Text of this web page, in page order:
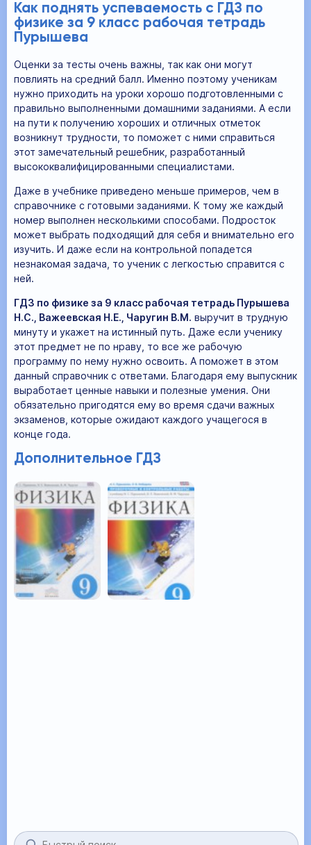
Как поднять успеваемость с ГДЗ по
физике за 9 класс рабочая тетрадь
Пурышева
Оценки за тесты очень важны, так как они могут
повлиять на средний балл. Именно поэтому ученикам
нужно приходить на уроки хорошо подготовленными с
правильно выполненными домашними заданиями. А если
на пути к получению хороших и отличных отметок
возникнут трудности, то поможет с ними справиться
этот замечательный решебник, разработанный
высококвалифицированными специалистами.
Даже в учебнике приведено меньше примеров, чем в
справочнике с готовыми заданиями. К тому же каждый
номер выполнен несколькими способами. Подросток
может выбрать подходящий для себя и внимательно его
изучить. И даже если на контрольной попадется
незнакомая задача, то ученик с легкостью справится с
ней.
ГДЗ по физике за 9 класс рабочая тетрадь Пурышева
Н.С., Важеевская Н.Е., Чаругин В.М. выручит в трудную
минуту и укажет на истинный путь. Даже если ученику
этот предмет не по нраву, то все же рабочую
программу по нему нужно освоить. А поможет в этом
данный справочник с ответами. Благодаря ему выпускник
выработает ценные навыки и полезные умения. Они
обязательно пригодятся ему во время сдачи важных
экзаменов, которые ожидают каждого учащегося в
конце года.
Дополнительное ГДЗ